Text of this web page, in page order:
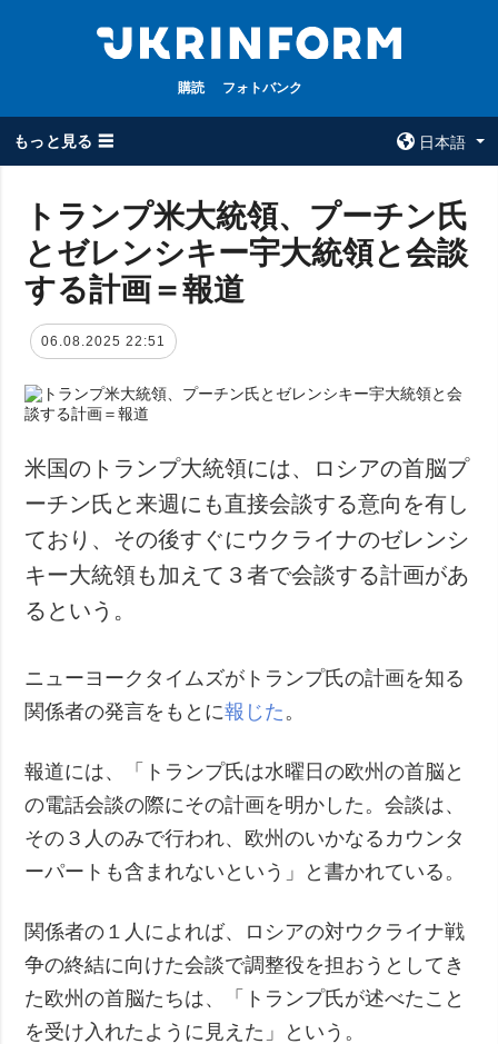
購読 フォトバンク
もっと見る ☰
日本語
全てのトピック
戦争
政治
経済・復興
防衛
社会・文化
スポーツ
犯罪
事故・緊急事態
ウクルインフォ
ルム
追加
インタビュー
写真
フォトバンク
トランプ米大統領、プーチン氏
とゼレンシキー宇大統領と会談
する計画＝報道
06.08.2025 22:51
米国のトランプ大統領には、ロシアの首脳プ
ーチン氏と来週にも直接会談する意向を有し
ており、その後すぐにウクライナのゼレンシ
キー大統領も加えて３者で会談する計画があ
るという。
ニューヨークタイムズがトランプ氏の計画を知る
関係者の発言をもとに報じた 。
報道には、「トランプ氏は水曜日の欧州の首脳と
の電話会談の際にその計画を明かした。会談は、
その３人のみで行われ、欧州のいかなるカウンタ
ーパートも含まれないという」と書かれている。
関係者の１人によれば、ロシアの対ウクライナ戦
争の終結に向けた会談で調整役を担おうとしてき
た欧州の首脳たちは、「トランプ氏が述べたこと
を受け入れたように見えた」という。